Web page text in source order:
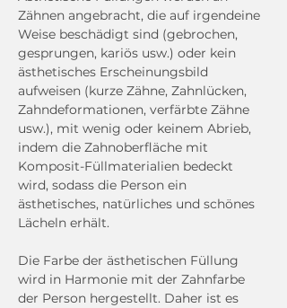
Zähnen angebracht, die auf irgendeine
Weise beschädigt sind (gebrochen,
gesprungen, kariös usw.) oder kein
ästhetisches Erscheinungsbild
aufweisen (kurze Zähne, Zahnlücken,
Zahndeformationen, verfärbte Zähne
usw.), mit wenig oder keinem Abrieb,
indem die Zahnoberfläche mit
Komposit-Füllmaterialien bedeckt
wird, sodass die Person ein
ästhetisches, natürliches und schönes
Lächeln erhält.
Die Farbe der ästhetischen Füllung
wird in Harmonie mit der Zahnfarbe
der Person hergestellt. Daher ist es